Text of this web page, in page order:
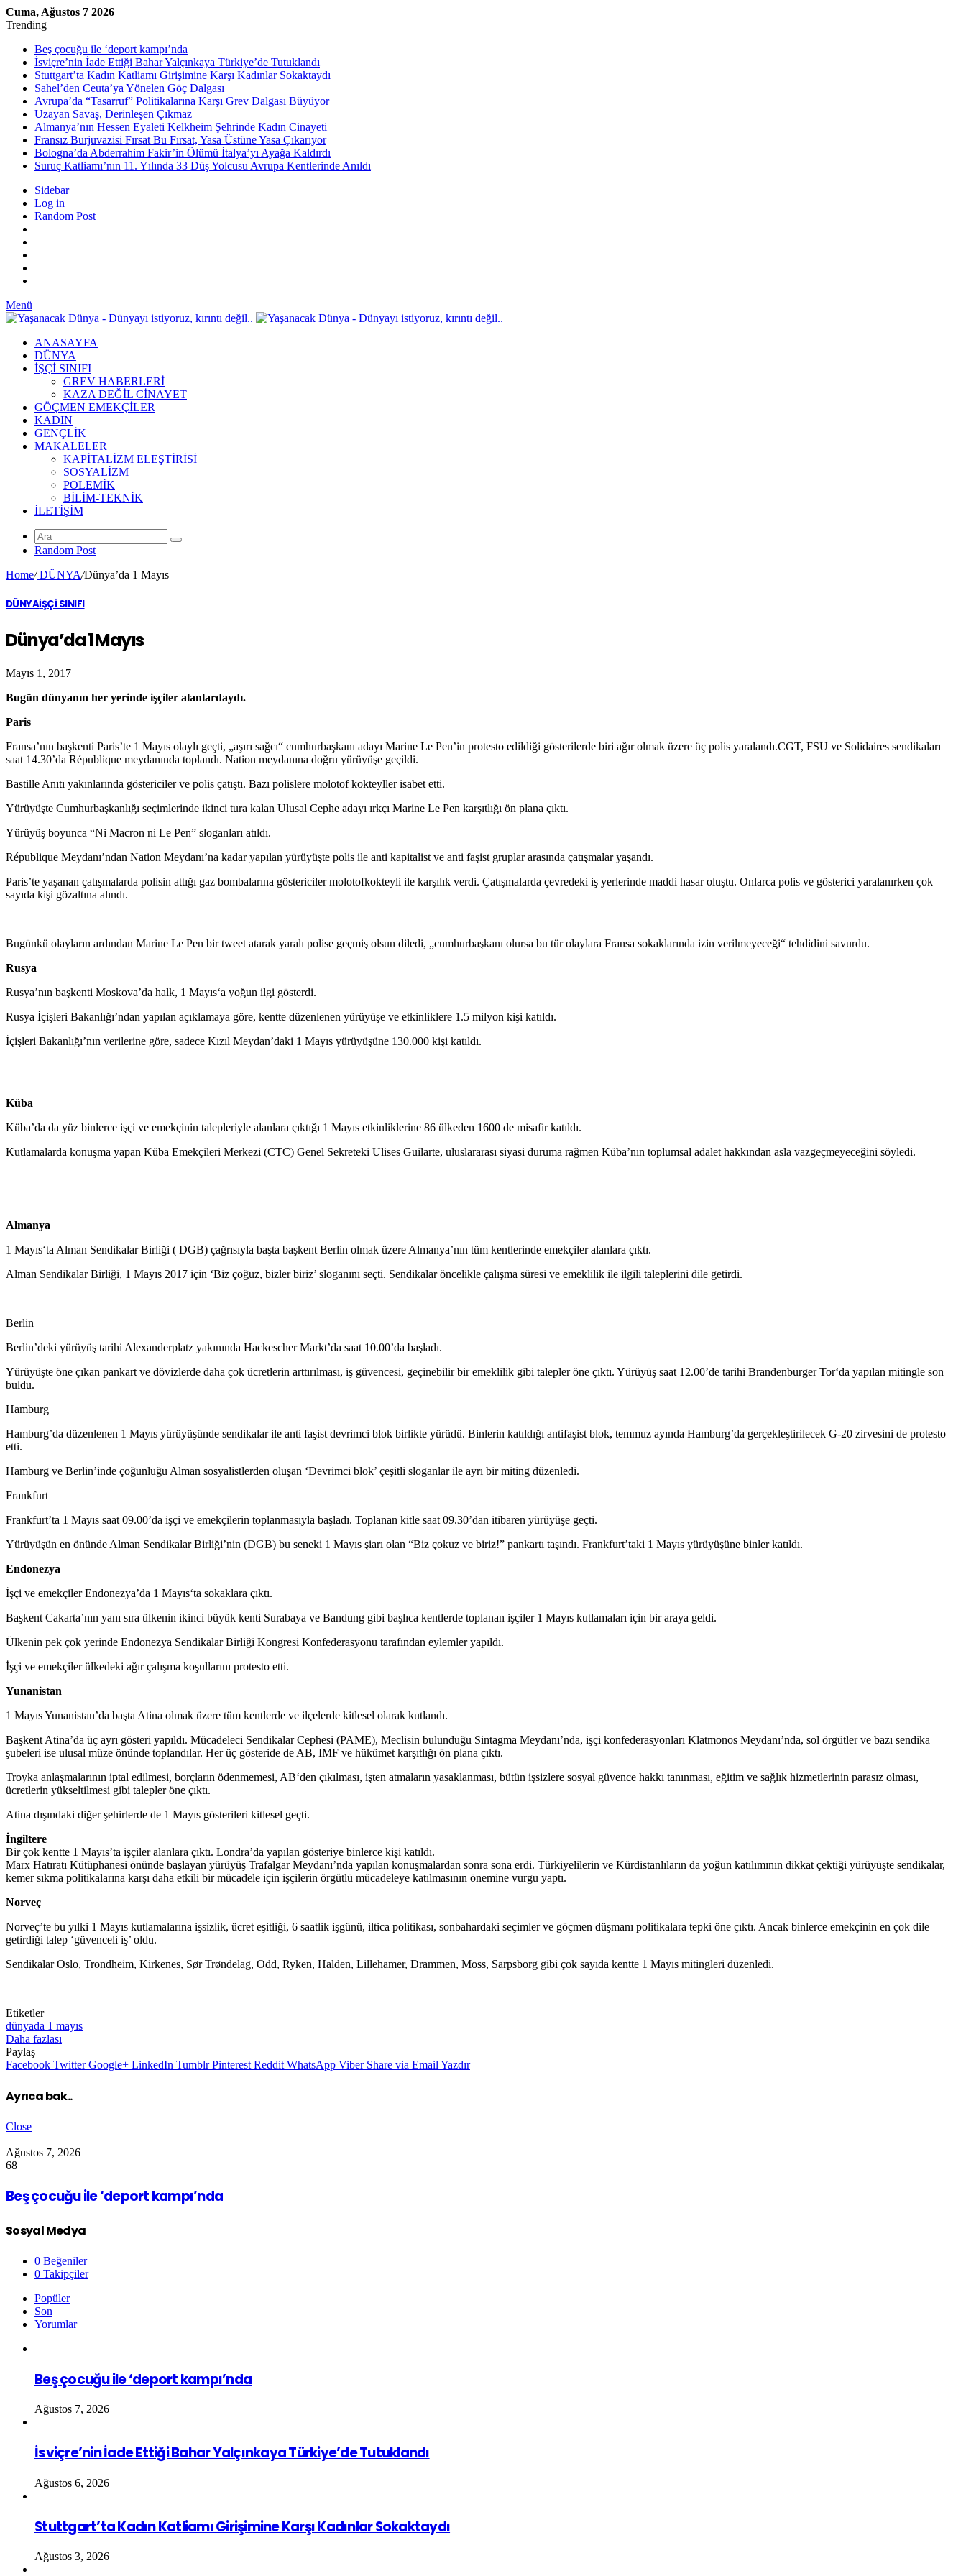
Cuma, Ağustos 7 2026
Trending
Beş çocuğu ile ‘deport kampı’nda
İsviçre’nin İade Ettiği Bahar Yalçınkaya Türkiye’de Tutuklandı
Stuttgart’ta Kadın Katliamı Girişimine Karşı Kadınlar Sokaktaydı
Sahel’den Ceuta’ya Yönelen Göç Dalgası
Avrupa’da “Tasarruf” Politikalarına Karşı Grev Dalgası Büyüyor
Uzayan Savaş, Derinleşen Çıkmaz
Almanya’nın Hessen Eyaleti Kelkheim Şehrinde Kadın Cinayeti
Fransız Burjuvazisi Fırsat Bu Fırsat, Yasa Üstüne Yasa Çıkarıyor
Bologna’da Abderrahim Fakir’in Ölümü İtalya’yı Ayağa Kaldırdı
Suruç Katliamı’nın 11. Yılında 33 Düş Yolcusu Avrupa Kentlerinde Anıldı
Sidebar
Log in
Random Post
Menü
ANASAYFA
DÜNYA
İŞÇİ SINIFI
GREV HABERLERİ
KAZA DEĞİL CİNAYET
GÖÇMEN EMEKÇİLER
KADIN
GENÇLİK
MAKALELER
KAPİTALİZM ELEŞTİRİSİ
SOSYALİZM
POLEMİK
BİLİM-TEKNİK
ILETIŞIM
Random Post
Home/DÜNYA/Dünya’da 1 Mayıs
DÜNYAİŞÇİ SINIFI
Dünya’da 1 Mayıs
Mayıs 1, 2017
Bugün dünyanın her yerinde işçiler alanlardaydı.
Paris
Fransa’nın başkenti Paris’te 1 Mayıs olaylı geçti, „aşırı sağcı“ cumhurbaşkanı adayı Marine Le Pen’in protesto edildiği gösterilerde biri ağır olmak üzere üç polis yaralandı.CGT, FSU ve Solidaires sendikaları
saat 14.30’da République meydanında toplandı. Nation meydanına doğru yürüyüşe geçildi.
Bastille Anıtı yakınlarında göstericiler ve polis çatıştı. Bazı polislere molotof kokteyller isabet etti.
Yürüyüşte Cumhurbaşkanlığı seçimlerinde ikinci tura kalan Ulusal Cephe adayı ırkçı Marine Le Pen karşıtlığı ön plana çıktı.
Yürüyüş boyunca “Ni Macron ni Le Pen” sloganları atıldı.
République Meydanı’ndan Nation Meydanı’na kadar yapılan yürüyüşte polis ile anti kapitalist ve anti faşist gruplar arasında çatışmalar yaşandı.
Paris’te yaşanan çatışmalarda polisin attığı gaz bombalarına göstericiler molotofkokteyli ile karşılık verdi. Çatışmalarda çevredeki iş yerlerinde maddi hasar oluştu. Onlarca polis ve gösterici yaralanırken çok
sayıda kişi gözaltına alındı.
Bugünkü olayların ardından Marine Le Pen bir tweet atarak yaralı polise geçmiş olsun diledi, „cumhurbaşkanı olursa bu tür olaylara Fransa sokaklarında izin verilmeyeceği“ tehdidini savurdu.
Rusya
Rusya’nın başkenti Moskova’da halk, 1 Mayıs‘a yoğun ilgi gösterdi.
Rusya İçişleri Bakanlığı’ndan yapılan açıklamaya göre, kentte düzenlenen yürüyüşe ve etkinliklere 1.5 milyon kişi katıldı.
İçişleri Bakanlığı’nın verilerine göre, sadece Kızıl Meydan’daki 1 Mayıs yürüyüşüne 130.000 kişi katıldı.
Küba
Küba’da da yüz binlerce işçi ve emekçinin talepleriyle alanlara çıktığı 1 Mayıs etkinliklerine 86 ülkeden 1600 de misafir katıldı.
Kutlamalarda konuşma yapan Küba Emekçileri Merkezi (CTC) Genel Sekreteki Ulises Guilarte, uluslararası siyasi duruma rağmen Küba’nın toplumsal adalet hakkından asla vazgeçmeyeceğini söyledi.
Almanya
1 Mayıs‘ta Alman Sendikalar Birliği ( DGB) çağrısıyla başta başkent Berlin olmak üzere Almanya’nın tüm kentlerinde emekçileralanlara çıktı.
Alman Sendikalar Birliği, 1 Mayıs 2017 için ‘Biz çoğuz, bizler biriz’ sloganını seçti. Sendikalar öncelikle çalışma süresi ve emeklilik ile ilgili taleplerini dile getirdi.
Berlin
Berlin’deki yürüyüş tarihi Alexanderplatz yakınında Hackescher Markt’da saat 10.00’da başladı.
Yürüyüşte öne çıkan pankart ve dövizlerde daha çok ücretlerin arttırılması, iş güvencesi, geçinebilir bir emeklilik gibi talepler öne çıktı. Yürüyüş saat 12.00’de tarihi Brandenburger Tor‘da yapılan mitingle son
buldu.
Hamburg
Hamburg’da düzenlenen 1 Mayıs yürüyüşünde sendikalar ile anti faşist devrimci blok birlikte yürüdü. Binlerin katıldığı antifaşist blok, temmuz ayında Hamburg’da gerçekleştirilecek G-20 zirvesini de protesto
etti.
Hamburg ve Berlin’inde çoğunluğu Alman sosyalistlerden oluşan ‘Devrimci blok’ çeşitli sloganlar ile ayrı bir miting düzenledi.
Frankfurt
Frankfurt’ta 1 Mayıs saat 09.00’da işçi ve emekçilerin toplanmasıyla başladı. Toplanan kitle saat 09.30’dan itibaren yürüyüşe geçti.
Yürüyüşün en önünde Alman Sendikalar Birliği’nin (DGB) bu seneki 1 Mayıs şiarı olan “Biz çokuz ve biriz!” pankartı taşındı. Frankfurt’taki 1 Mayıs yürüyüşüne binler katıldı.
Endonezya
İşçi ve emekçiler Endonezya’da 1 Mayıs‘ta sokaklara çıktı.
Başkent Cakarta’nın yanı sıra ülkenin ikinci büyük kenti Surabaya ve Bandung gibi başlıca kentlerde toplanan işçiler 1 Mayıs kutlamaları için bir araya geldi.
Ülkenin pek çok yerinde Endonezya Sendikalar Birliği Kongresi Konfederasyonu tarafından eylemler yapıldı.
İşçi ve emekçiler ülkedeki ağır çalışma koşullarını protesto etti.
Yunanistan
1 Mayıs Yunanistan’da başta Atina olmak üzere tüm kentlerde ve ilçelerde kitlesel olarak kutlandı.
Başkent Atina’da üç ayrı gösteri yapıldı. Mücadeleci Sendikalar Cephesi (PAME), Meclisin bulunduğu Sintagma Meydanı’nda, işçi konfederasyonları Klatmonos Meydanı’nda, sol örgütler ve bazı sendika
şubeleri ise ulusal müze önünde toplandılar. Her üç gösteride de AB, IMF ve hükümet karşıtlığı ön plana çıktı.
Troyka anlaşmalarının iptal edilmesi, borçların ödenmemesi, AB‘den çıkılması, işten atmaların yasaklanması, bütün işsizlere sosyal güvence hakkı tanınması, eğitim ve sağlık hizmetlerinin parasız olması,
ücretlerin yükseltilmesi gibi talepleröne çıktı.
Atina dışındaki diğer şehirlerde de 1 Mayıs gösterileri kitlesel geçti.
İngiltere
Bir çok kentte 1 Mayıs’ta işçiler alanlara çıktı. Londra’da yapılan gösteriye binlerce kişi katıldı.
Marx Hatıratı Kütüphanesi önünde başlayan yürüyüş Trafalgar Meydanı’nda yapılan konuşmalardan sonra sona erdi. Türkiyelilerin ve Kürdistanlıların da yoğun katılımının dikkat çektiği yürüyüşte sendikalar,
kemer sıkma politikalarına karşı daha etkili bir mücadele için işçilerin örgütlü mücadeleye katılmasının önemine vurgu yaptı.
Norveç
Norveç’te bu yılki 1 Mayıs kutlamalarına işsizlik, ücret eşitliği, 6 saatlik işgünü, iltica politikası, sonbahardaki seçimler ve göçmen düşmanı politikalara tepki öne çıktı. Ancak binlerce emekçinin en çok dile
getirdiği talep ‘güvenceli iş’ oldu.
Sendikalar Oslo, Trondheim, Kirkenes, Sør Trøndelag, Odd, Ryken, Halden, Lillehamer, Drammen, Moss, Sarpsborg gibi çok sayıda kentte 1 Mayıs mitingleri düzenledi.
Etiketler
dünyada 1 mayıs
Daha fazlası
Paylaş
Facebook Twitter Google+ LinkedIn Tumblr Pinterest Reddit WhatsApp Viber Share via Email Yazdır
Ayrıca bak..
Close
Ağustos 7, 2026
68
Beş çocuğu ile ‘deport kampı’nda
Sosyal Medya
0 Beğeniler
0 Takipçiler
Popüler
Son
Yorumlar
Beş çocuğu ile ‘deport kampı’nda
Ağustos 7, 2026
İsviçre’nin İade Ettiği Bahar Yalçınkaya Türkiye’de Tutuklandı
Ağustos 6, 2026
Stuttgart’ta Kadın Katliamı Girişimine Karşı Kadınlar Sokaktaydı
Ağustos 3, 2026